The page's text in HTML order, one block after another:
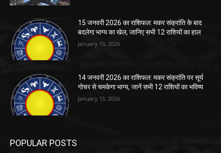
15 जनवरी 2026 का राशिफल: मकर संक्रांति के बाद
बदलेगा भाग्य का खेल, जानिए सभी 12 राशियों का हाल
January 15, 2026
14 जनवरी 2026 का राशिफल: मकर संक्रांति पर सूर्य
गोचर से चमकेगा भाग्य, जानें सभी 12 राशियों का भविष्य
January 13, 2026
POPULAR POSTS